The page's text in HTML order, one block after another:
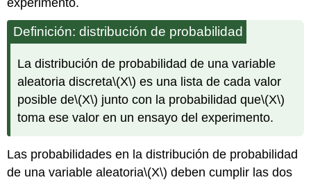
Definición: distribución de probabilidad
La distribución de probabilidad de una variable
aleatoria discreta\(X\) es una lista de cada valor
posible de\(X\) junto con la probabilidad que\(X\)
toma ese valor en un ensayo del experimento.
Las probabilidades en la distribución de probabilidad
de una variable aleatoria\(X\) deben cumplir las dos